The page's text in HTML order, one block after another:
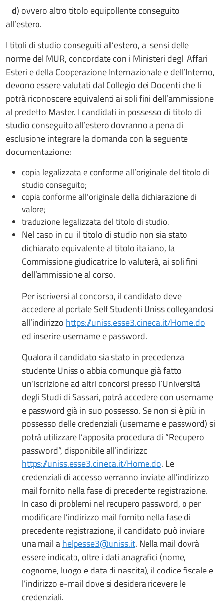
d) ovvero altro titolo equipollente conseguito
all’estero.
I titoli di studio conseguiti all’estero, ai sensi delle
norme del MUR, concordate con i Ministeri degli Affari
Esteri e della Cooperazione Internazionale e dell’Interno,
devono essere valutati dal Collegio dei Docenti che li
potrà riconoscere equivalenti ai soli fini dell’ammissione
al predetto Master. I candidati in possesso di titolo di
studio conseguito all’estero dovranno a pena di
esclusione integrare la domanda con la seguente
documentazione:
copia legalizzata e conforme all’originale del titolo di
studio conseguito;
copia conforme all’originale della dichiarazione di
valore;
traduzione legalizzata del titolo di studio.
Nel caso in cui il titolo di studio non sia stato
dichiarato equivalente al titolo italiano, la
Commissione giudicatrice lo valuterà, ai soli fini
dell’ammissione al corso.
Per iscriversi al concorso, il candidato deve
accedere al portale Self Studenti Uniss collegandosi
all’indirizzo https://uniss.esse3.cineca.it/Home.do
ed inserire username e password.
Qualora il candidato sia stato in precedenza
studente Uniss o abbia comunque già fatto
un’iscrizione ad altri concorsi presso l’Università
degli Studi di Sassari, potrà accedere con username
e password già in suo possesso. Se non si è più in
possesso delle credenziali (username e password) si
potrà utilizzare l’apposita procedura di “Recupero
password”, disponibile all’indirizzo
https://uniss.esse3.cineca.it/Home.do. Le
credenziali di accesso verranno inviate all'indirizzo
mail fornito nella fase di precedente registrazione.
In caso di problemi nel recupero password, o per
modificare l’indirizzo mail fornito nella fase di
precedente registrazione, il candidato può inviare
una mail ahelpesse3@uniss.it. Nella mail dovrà
essere indicato, oltre i dati anagrafici (nome,
cognome, luogo e data di nascita), il codice fiscale e
l’indirizzo e-mail dove si desidera ricevere le
credenziali.